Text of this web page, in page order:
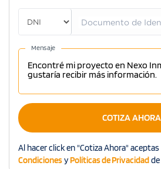
Documento de
Mensaje
COTIZA AHORA
Al hacer click en "Cotiza Ahora" aceptas
CondicionesyPolíticas de Privacidad